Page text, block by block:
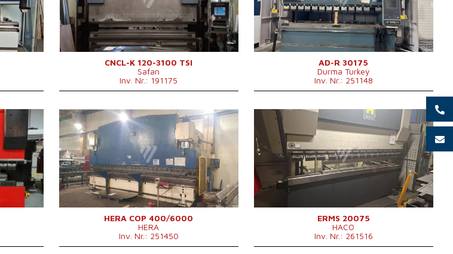
x 2375
Anzahl der Achsen
Lower
Ausgleichsbewegung
ja
Art der Pressenantrieb
Hydraulický
Stößelhub
180 mm
Hauptmotorleistung
7,5 kW
8700 kg
Maschinenabmessungen L
x B x H
4200 x 1650 x 2775
mm mm
CNCL-K 120-3100 TSI
Safan
Inv. Nr.: 191175
Abkantlänge
3050 mm
Anzahl der Achsen
4
Lower Ausgleichsbewegung
ja
Art der Pressenantrieb
Hydraulický
Stößelhub
265 mm
Maschinenabmessungen L x B4250x2550x2750
mm
Maschinengewicht
11500 kg
AD-R 30175
Durma Turkey
Inv. Nr.: 251148
Baujahr:
Kontrollsystem
Steuerung Cybelec
DNC 94
Druckleistung
400 t
Abkantlänge
6100 mm
Anzahl der Achsen
2
Lower
Ausgleichsbewegung
Art der Pressenantrieb
Hydraulický
Hauptmotorleistung
40 kW
Maschinenabmessungen L6500 x 2550 x
5000mm mm
Maschinengewicht
40 000 kg
HERA COP 400/6000
HERA
Inv. Nr.: 251450
Baujahr:
2012
Kontrollsystem
ja
Steuerung Haco
ATS 560
Druckleistung
75 t
Abkantlänge
2100 mm
Anzahl der Achsen
4
Lower Ausgleichsbewegung
Hydraulický
Maschinengewicht
4400 kg
Maschinenabmessungen L x B2450x1450x2300
Hauptmotorleistung
7,5 kW
Hinteranschlag
800 mm
ERMS 20075
HACO
Inv. Nr.: 261516